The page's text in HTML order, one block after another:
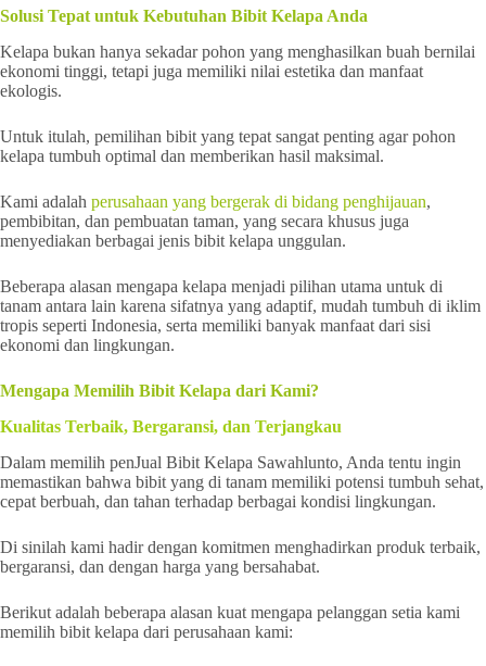
Solusi Tepat untuk Kebutuhan Bibit Kelapa Anda
Kelapa bukan hanya sekadar pohon yang menghasilkan buah bernilai
ekonomi tinggi, tetapi juga memiliki nilai estetika dan manfaat
ekologis.
Untuk itulah, pemilihan bibit yang tepat sangat penting agar pohon
kelapa tumbuh optimal dan memberikan hasil maksimal.
Kami adalah perusahaan yang bergerak di bidang penghijauan,
pembibitan, dan pembuatan taman, yang secara khusus juga
menyediakan berbagai jenis bibit kelapa unggulan.
Beberapa alasan mengapa kelapa menjadi pilihan utama untuk di
tanam antara lain karena sifatnya yang adaptif, mudah tumbuh di iklim
tropis seperti Indonesia, serta memiliki banyak manfaat dari sisi
ekonomi dan lingkungan.
Mengapa Memilih Bibit Kelapa dari Kami?
Kualitas Terbaik, Bergaransi, dan Terjangkau
Dalam memilih penJual Bibit Kelapa Sawahlunto, Anda tentu ingin
memastikan bahwa bibit yang di tanam memiliki potensi tumbuh sehat,
cepat berbuah, dan tahan terhadap berbagai kondisi lingkungan.
Di sinilah kami hadir dengan komitmen menghadirkan produk terbaik,
bergaransi, dan dengan harga yang bersahabat.
Berikut adalah beberapa alasan kuat mengapa pelanggan setia kami
memilih bibit kelapa dari perusahaan kami: